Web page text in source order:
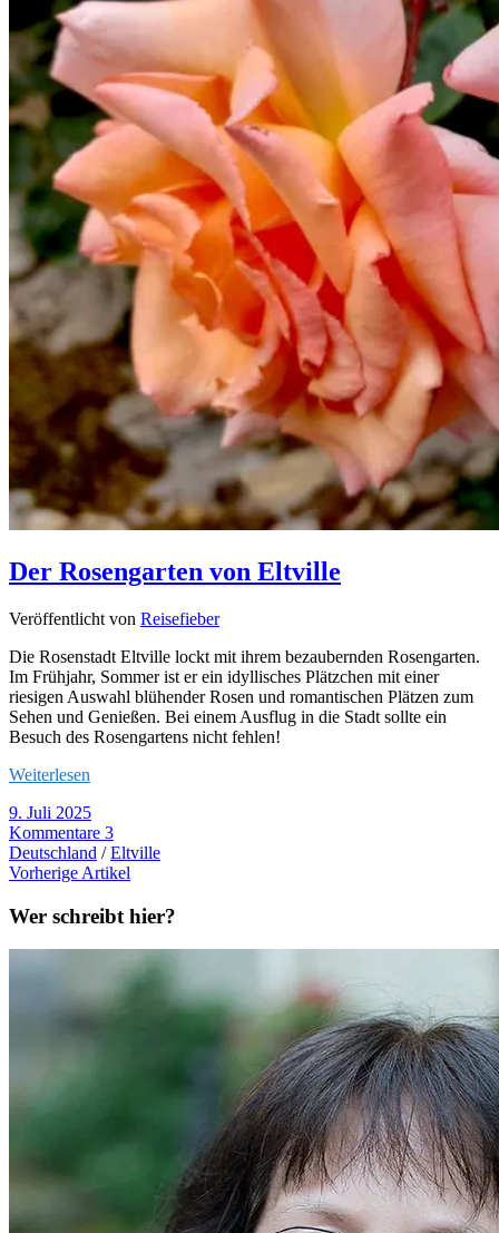
Der Rosengarten von Eltville
Veröffentlicht von Reisefieber
Die Rosenstadt Eltville lockt mit ihrem bezaubernden Rosengarten.
Im Frühjahr, Sommer ist er ein idyllisches Plätzchen mit einer
riesigen Auswahl blühender Rosen und romantischen Plätzen zum
Sehen und Genießen. Bei einem Ausflug in die Stadt sollte ein
Besuch des Rosengartens nicht fehlen!
Weiterlesen
9. Juli 2025
Kommentare 3
Deutschland /Eltville
Vorherige Artikel
Wer schreibt hier?